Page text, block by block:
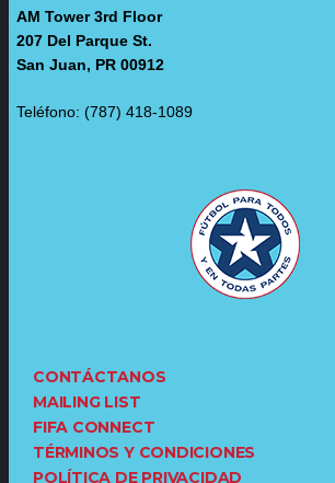
AM Tower 3rd Floor
207 Del Parque St.
San Juan, PR 00912
Teléfono: (787) 418-1089
CONTÁCTANOS
MAILING LIST
FIFA CONNECT
TÉRMINOS Y CONDICIONES
POLÍTICA DE PRIVACIDAD